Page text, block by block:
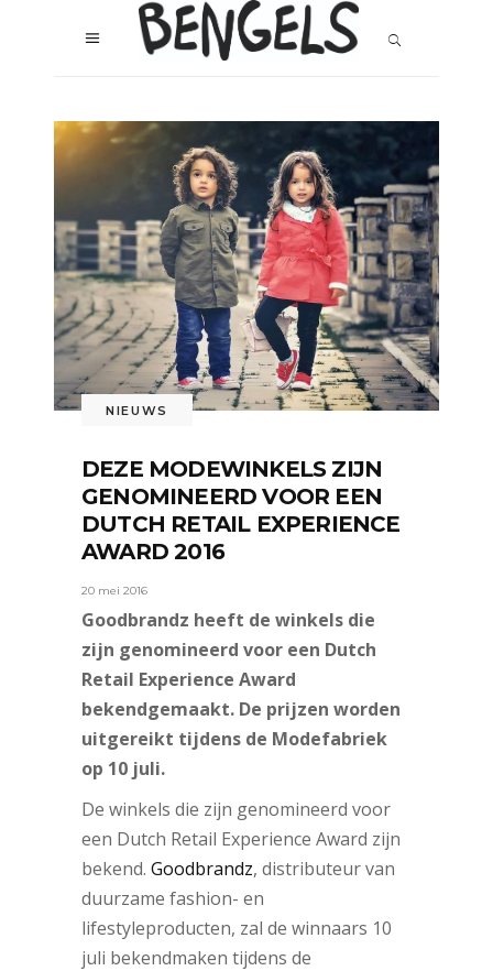
NIEUWS
DEZE MODEWINKELS ZIJN
GENOMINEERD VOOR EEN
DUTCH RETAIL EXPERIENCE
AWARD 2016
20 mei 2016
Goodbrandz heeft de winkels die
zijn genomineerd voor een Dutch
Retail Experience Award
bekendgemaakt. De prijzen worden
uitgereikt tijdens de Modefabriek
op 10 juli.
De winkels die zijn genomineerd voor
een Dutch Retail Experience Award zijn
bekend. Goodbrandz, distributeur van
duurzame fashion- en
lifestyleproducten, zal de winnaars 10
juli bekendmaken tijdens de